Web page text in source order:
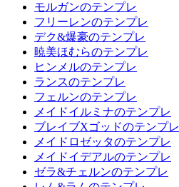
モルガンのテンプレ
フリーレンのテンプレ
デク&爆豪のテンプレ
暁美ほむらのテンプレ
ヒンメルのテンプレ
ランスのテンプレ
フェルンのテンプレ
メイドイルミナのテンプレ
ブレイブXゴッドのテンプレ
メイドロゼッタのテンプレ
メイドイデアルのテンプレ
ゼラ&チェルンのテンプレ